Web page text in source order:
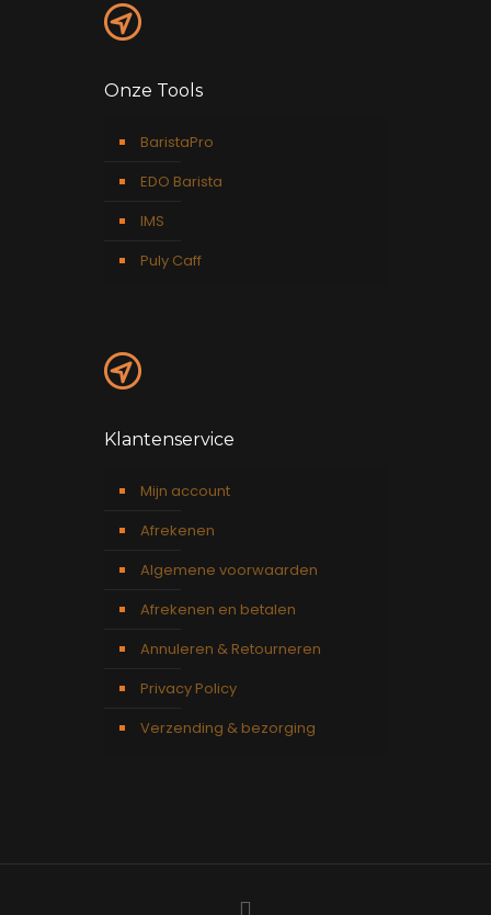
Onze Tools
BaristaPro
EDO Barista
IMS
Puly Caff
Klantenservice
Mijn account
Afrekenen
Algemene voorwaarden
Afrekenen en betalen
Annuleren & Retourneren
Privacy Policy
Verzending & bezorging